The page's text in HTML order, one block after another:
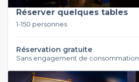
Réserver quelques tables
1-150 personnes
Réservation gratuite
Sans engagement de consommation